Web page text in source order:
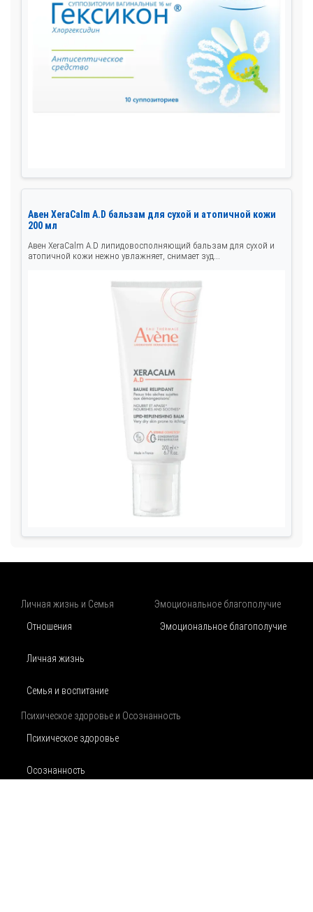
Авен XeraCalm A.D бальзам для сухой и атопичной кожи
200 мл
Авен XeraCalm A.D липидовосполняющий бальзам для сухой и
атопичной кожи нежно увлажняет, снимает зуд...
Личная жизнь и Семья
Отношения
Личная жизнь
Семья и воспитание
Эмоциональное благополучие
Эмоциональное благополучие
Психическое здоровье и Осознанность
Психическое здоровье
Осознанность